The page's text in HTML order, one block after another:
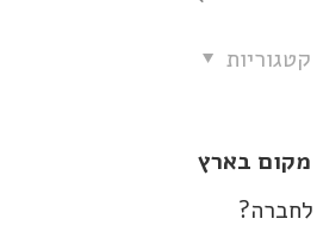
קטגוריות
מקום בארץ
לחברה?